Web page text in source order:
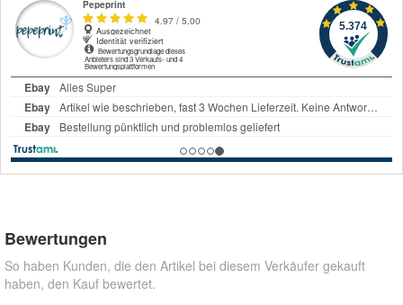
Bewertungen
So haben Kunden, die den Artikel bei diesem Verkäufer gekauft
haben, den Kauf bewertet.